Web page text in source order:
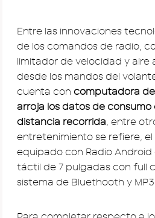
Entre las innovaciones
de los comandos de radio,
limitador de velocidad y aire
desde los mandos del
cuenta con computadora
arroja los datos de
distancia recorrida, entre
entretenimiento se refiere,
equipado con Radio Android
táctil de 7 pulgadas con full
sistema de Bluethooth y